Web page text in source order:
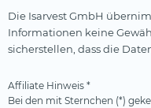
Die Isarvest GmbH
Informationen keine
sicherstellen, dass die
Affiliate Hinweis *
Bei den mit Sternchen (*)